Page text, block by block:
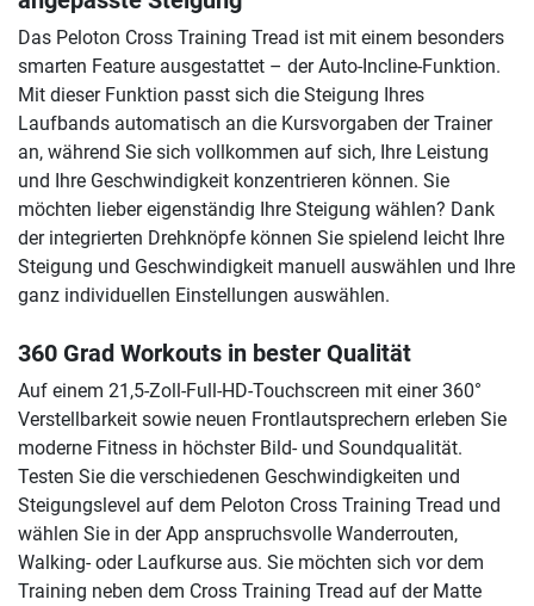
Das Peloton Cross Training Tread ist mit einem besonders
smarten Feature ausgestattet – der Auto-Incline-Funktion.
Mit dieser Funktion passt sich die Steigung Ihres
Laufbands automatisch an die Kursvorgaben der Trainer
an, während Sie sich vollkommen auf sich, Ihre Leistung
und Ihre Geschwindigkeit konzentrieren können. Sie
möchten lieber eigenständig Ihre Steigung wählen? Dank
der integrierten Drehknöpfe können Sie spielend leicht Ihre
Steigung und Geschwindigkeit manuell auswählen und Ihre
ganz individuellen Einstellungen auswählen.
360 Grad Workouts in bester Qualität
Auf einem 21,5-Zoll-Full-HD-Touchscreen mit einer 360°
Verstellbarkeit sowie neuen Frontlautsprechern erleben Sie
moderne Fitness in höchster Bild- und Soundqualität.
Testen Sie die verschiedenen Geschwindigkeiten und
Steigungslevel auf dem Peloton Cross Training Tread und
wählen Sie in der App anspruchsvolle Wanderrouten,
Walking- oder Laufkurse aus. Sie möchten sich vor dem
Training neben dem Cross Training Tread auf der Matte